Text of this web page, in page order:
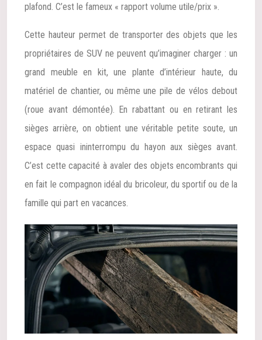
plafond. C’est le fameux « rapport volume utile/prix ».
Cette hauteur permet de transporter des objets que les
propriétaires de SUV ne peuvent qu’imaginer charger : un
grand meuble en kit, une plante d’intérieur haute, du
matériel de chantier, ou même une pile de vélos debout
(roue avant démontée). En rabattant ou en retirant les
sièges arrière, on obtient une véritable petite soute, un
espace quasi ininterrompu du hayon aux sièges avant.
C’est cette capacité à avaler des objets encombrants qui
en fait le compagnon idéal du bricoleur, du sportif ou de la
famille qui part en vacances.